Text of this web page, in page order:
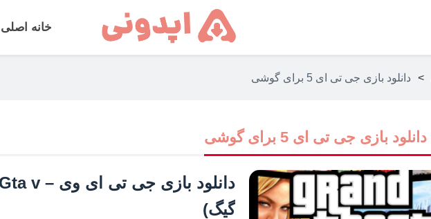
خانه اصلی
> دانلود بازی جی تی ای 5 برای گوشی
دانلود بازی جی تی ای 5 برای گوشی
گیگ)